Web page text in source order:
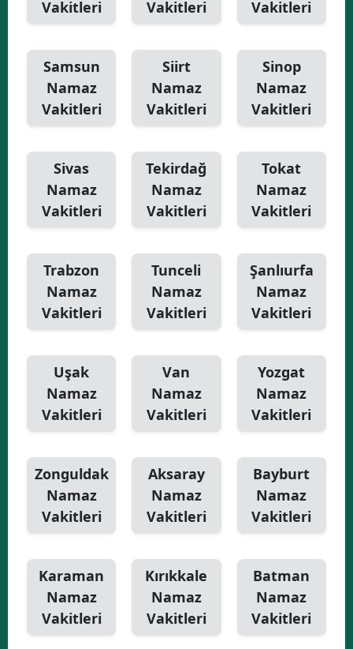
Vakitleri Vakitleri Vakitleri
Samsun
Namaz
Vakitleri
Siirt
Namaz
Vakitleri
Sinop
Namaz
Vakitleri
Sivas
Namaz
Vakitleri
Tekirdağ
Namaz
Vakitleri
Tokat
Namaz
Vakitleri
Trabzon
Namaz
Vakitleri
Tunceli
Namaz
Vakitleri
Şanlıurfa
Namaz
Vakitleri
Uşak
Namaz
Vakitleri
Van
Namaz
Vakitleri
Yozgat
Namaz
Vakitleri
Zonguldak
Namaz
Vakitleri
Aksaray
Namaz
Vakitleri
Bayburt
Namaz
Vakitleri
Karaman
Namaz
Vakitleri
Kırıkkale
Namaz
Vakitleri
Batman
Namaz
Vakitleri